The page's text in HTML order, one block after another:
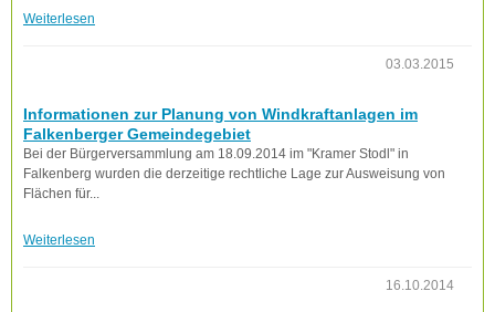
Weiterlesen
03.03.2015
Informationen zur Planung von Windkraftanlagen im
Falkenberger Gemeindegebiet
Bei der Bürgerversammlung am 18.09.2014 im "Kramer Stodl" in
Falkenberg wurden die derzeitige rechtliche Lage zur Ausweisung von
Flächen für...
Weiterlesen
16.10.2014